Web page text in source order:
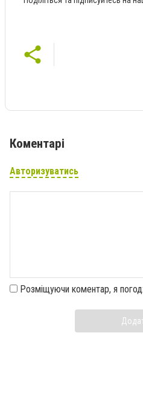
Коментарі
Авторизуватись
Розміщуючи коментар, я